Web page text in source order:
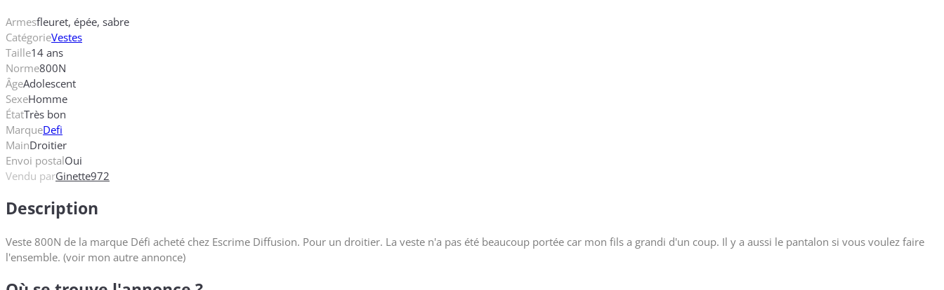
Armesfleuret, épée, sabre
CatégorieVestes
Taille14 ans
Norme800N
ÂgeAdolescent
SexeHomme
ÉtatTrès bon
MarqueDefi
MainDroitier
Envoi postalOui
Vendu parGinette972
Description
Veste 800N de la marque Défi acheté chez Escrime Diffusion. Pour un droitier. La veste n'a pas été beaucoup portée car mon fils a grandi d'un coup. Il y a aussi le pantalon si vous voulez faire
l'ensemble. (voir mon autre annonce)